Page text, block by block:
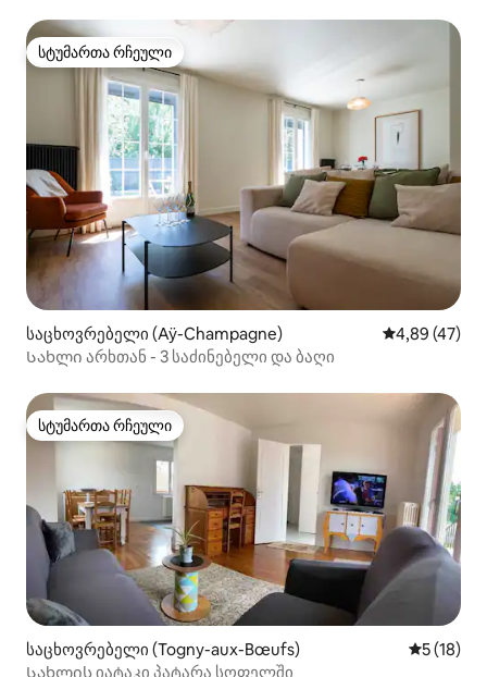
სტუმართა რჩეული
სტუმართა რჩეული
საცხოვრებელი (Aÿ-Champagne) საშუალო
4,89 (47)
Სახლი არხთან - 3 საძინებელი და ბაღი
სტუმართა რჩეული
სტუმართა რჩეული
საცხოვრებელი (Togny-aux-Bœufs) საშუალო
5 (18)
Სახლის იატაკი პატარა სოფელში